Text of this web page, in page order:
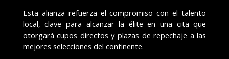
Esta alianza refuerza el compromiso con el talento
local, clave para alcanzar la élite en una cita que
otorgará cupos directos y plazas de repechaje a las
mejores selecciones del continente.